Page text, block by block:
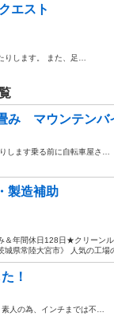
エスト
りします。 また、足…
マウンテンバ
します乗る前に自転車屋さ…
製造補助
＆年間休日128日★クリーン
県常陸大宮市》 人気の工場
！
人の為、インチまでは不…